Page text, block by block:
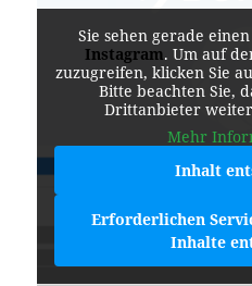
Sie sehen gerade
Instagram. Um auf
zuzugreifen, klicken Sie
Bitte beachten Sie,
Drittanbieter
Mehr
Inhalt
Erforderlichen
Inhalte